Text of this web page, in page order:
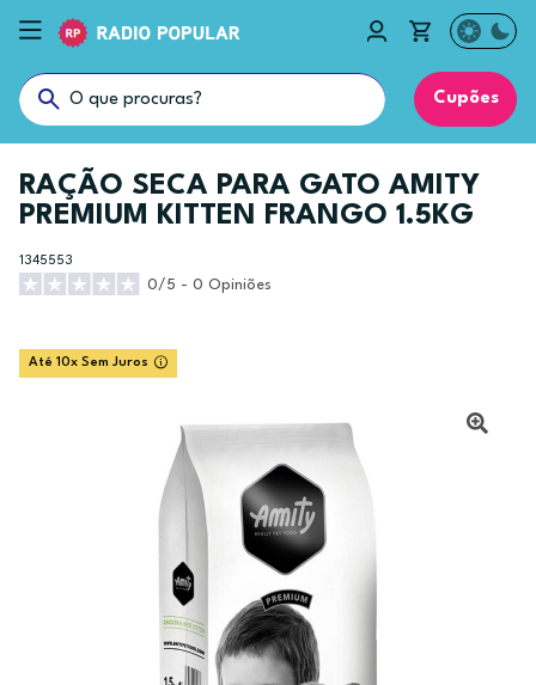
Cupões
RAÇÃO SECA PARA GATO AMITY
PREMIUM KITTEN FRANGO 1.5KG
1345553
0/5 - 0 Opiniões
Até 10x Sem Juros